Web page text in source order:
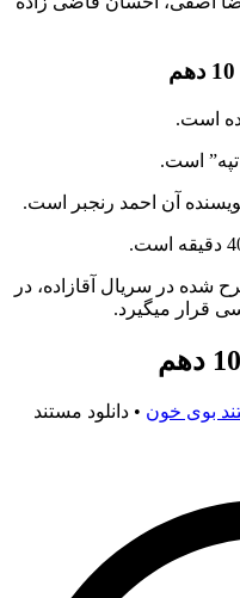
است.
است.
آن احمد رنجبر است.
در سریال آقازاده، در
قرار میگیرد.
بوی خون • دانلود مستند